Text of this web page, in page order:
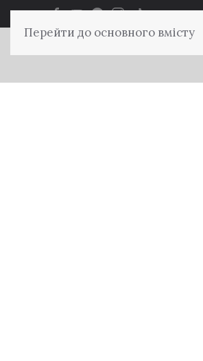
Перейти до основного вмісту